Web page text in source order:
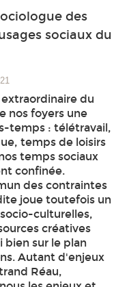
des
sociaux du
du
nos foyers une
temps : télétravail,
temps de loisirs
temps sociaux
confinée.
des contraintes
joue toutefois un
culturelles,
créatives
bien sur le plan
Autant d'enjeux
Réau,